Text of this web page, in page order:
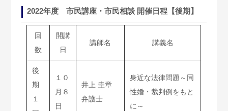
2022年度 市民講座・市民相談 開催日程【後期】
回
数
開講
日
講師名 講義名
後
期
１
１０
月８
日
井上 圭章
弁護士
身近な法律問題～同
性婚・裁判例をもと
に～